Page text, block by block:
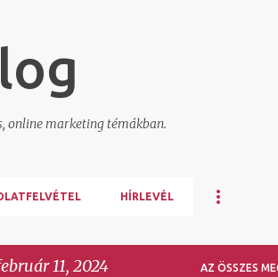
online marketing témákban.
HÍRLEVÉL
11, 2024 AZ ÖSSZES